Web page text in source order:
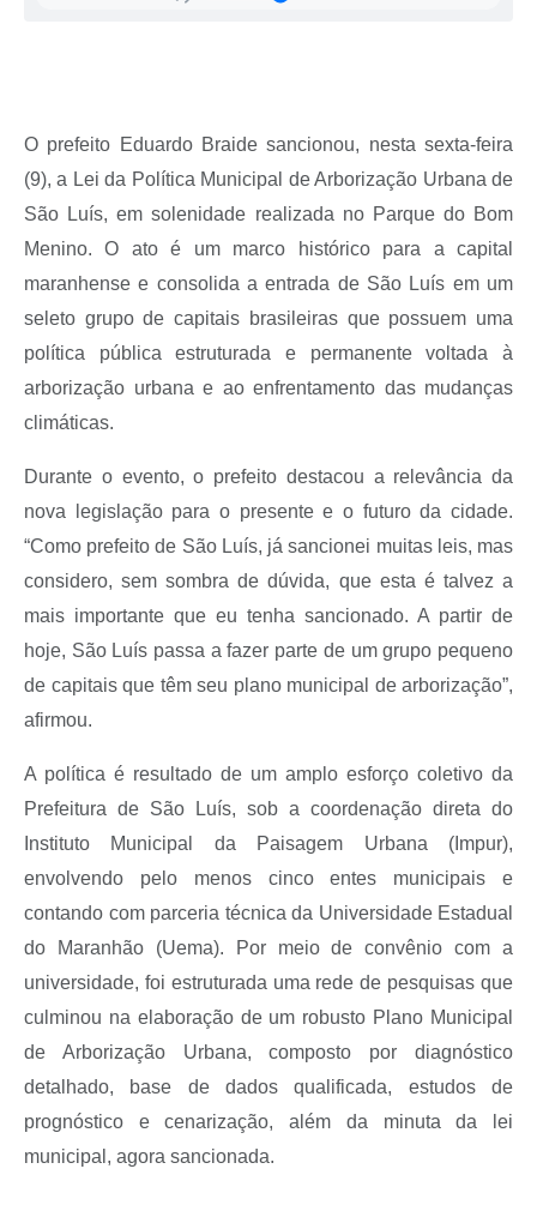
O prefeito Eduardo Braide sancionou, nesta sexta-feira
(9), a Lei da Política Municipal de Arborização Urbana de
São Luís, em solenidade realizada no Parque do Bom
Menino. O ato é um marco histórico para a capital
maranhense e consolida a entrada de São Luís em um
seleto grupo de capitais brasileiras que possuem uma
política pública estruturada e permanente voltada à
arborização urbana e ao enfrentamento das mudanças
climáticas.
Durante o evento, o prefeito destacou a relevância da
nova legislação para o presente e o futuro da cidade.
“Como prefeito de São Luís, já sancionei muitas leis, mas
considero, sem sombra de dúvida, que esta é talvez a
mais importante que eu tenha sancionado. A partir de
hoje, São Luís passa a fazer parte de um grupo pequeno
de capitais que têm seu plano municipal de arborização”,
afirmou.
A política é resultado de um amplo esforço coletivo da
Prefeitura de São Luís, sob a coordenação direta do
Instituto Municipal da Paisagem Urbana (Impur),
envolvendo pelo menos cinco entes municipais e
contando com parceria técnica da Universidade Estadual
do Maranhão (Uema). Por meio de convênio com a
universidade, foi estruturada uma rede de pesquisas que
culminou na elaboração de um robusto Plano Municipal
de Arborização Urbana, composto por diagnóstico
detalhado, base de dados qualificada, estudos de
prognóstico e cenarização, além da minuta da lei
municipal, agora sancionada.